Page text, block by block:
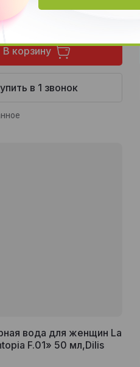
сўм
В корзину
в 1 звонок
вода для женщин La
F.01» 50 мл,Dilis